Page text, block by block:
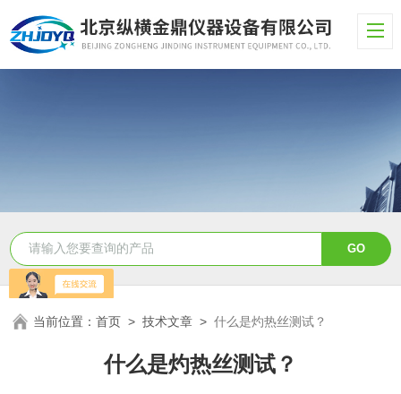
当前位置：首页 >技术文章 >什么是灼热丝测试？
什么是灼热丝测试？